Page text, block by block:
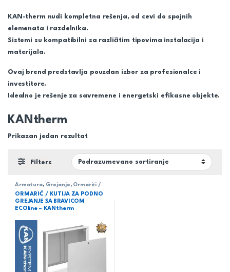
KAN-therm nudi kompletna rešenja, od cevi do spojnih
elemenata i razdelnika.
Sistemi su kompatibilni sa različitim tipovima instalacija i
materijala.
Ovaj brend predstavlja pouzdan izbor za profesionalce i
investitore.
Idealno je rešenje za savremene i energetski efikasne objekte.
KANtherm
Prikazan jedan rezultat
Filters
Armatura, Grejanje , Ormarići /
kutije
ORMARIĆ / KUTIJA ZA PODNO
GREJANJE SA BRAVICOM
ECOline – KANtherm